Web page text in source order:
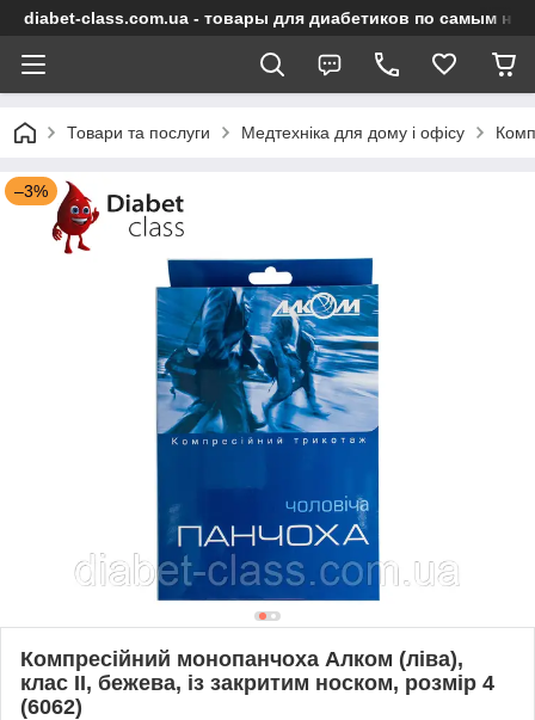
diabet-class.com.ua - товары для диабетиков по самым
Товари та послуги Медтехніка для дому і офісу
–3%
Компресійний монопанчоха Алком (ліва),
клас II, бежева, із закритим носком, розмір 4
(6062)